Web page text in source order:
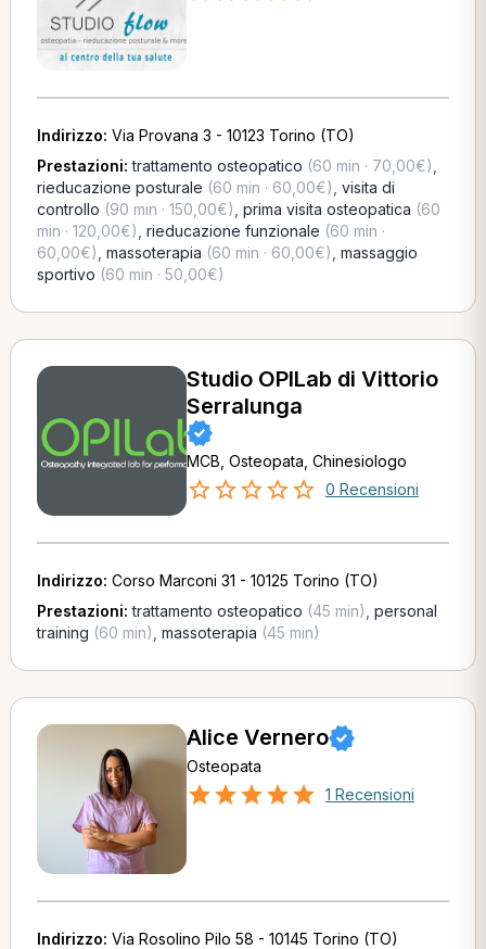
Indirizzo: Via Provana 3 - 10123 Torino (TO)
Prestazioni:trattamento osteopatico (60 min · 70,00€)
rieducazione posturale (60 min · 60,00€) visita di
controllo (90 min · 150,00€) prima visita osteopatica (60
min · 120,00€) rieducazione funzionale (60 min ·
60,00€) massoterapia (60 min · 60,00€) massaggio
sportivo (60 min · 50,00€)
Studio OPILab di Vittorio
Serralunga
MCB, Osteopata, Chinesiologo
0 Recensioni
Indirizzo: Corso Marconi 31 - 10125 Torino (TO)
Prestazioni:trattamento osteopatico (45 min) personal
training (60 min) massoterapia (45 min)
Alice Vernero
Osteopata
1 Recensioni
Indirizzo: Via Rosolino Pilo 58 - 10145 Torino (TO)